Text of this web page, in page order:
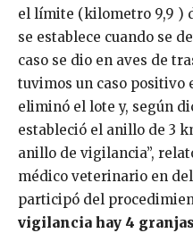
el límite (kilometro 9,9 )
se establece cuando se
caso se dio en aves de
tuvimos un caso positivo
eliminó el lote y, según
estableció el anillo de 3
anillo de vigilancia”,
médico veterinario en
participó del
vigilancia hay 4